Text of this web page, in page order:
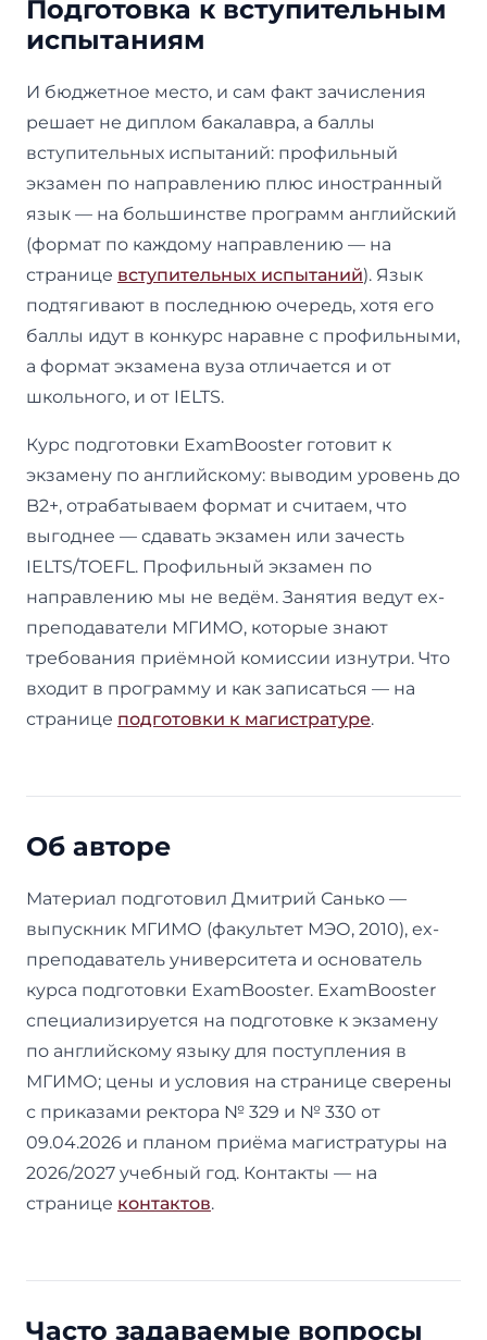
Подготовка к вступительным
испытаниям
И бюджетное место, и сам факт зачисления
решает не диплом бакалавра, а баллы
вступительных испытаний: профильный
экзамен по направлению плюс иностранный
язык — на большинстве программ английский
(формат по каждому направлению — на
странице вступительных испытаний). Язык
подтягивают в последнюю очередь, хотя его
баллы идут в конкурс наравне с профильными,
а формат экзамена вуза отличается и от
школьного, и от IELTS.
Курс подготовки ExamBooster готовит к
экзамену по английскому: выводим уровень до
B2+, отрабатываем формат и считаем, что
выгоднее — сдавать экзамен или зачесть
IELTS/TOEFL. Профильный экзамен по
направлению мы не ведём. Занятия ведут ex-
преподаватели МГИМО, которые знают
требования приёмной комиссии изнутри. Что
входит в программу и как записаться — на
странице подготовки к магистратуре.
Об авторе
Материал подготовил Дмитрий Санько —
выпускник МГИМО (факультет МЭО, 2010), ex-
преподаватель университета и основатель
курса подготовки ExamBooster. ExamBooster
специализируется на подготовке к экзамену
по английскому языку для поступления в
МГИМО; цены и условия на странице сверены
с приказами ректора № 329 и № 330 от
09.04.2026 и планом приёма магистратуры на
2026/2027 учебный год. Контакты — на
странице контактов.
Часто задаваемые вопросы